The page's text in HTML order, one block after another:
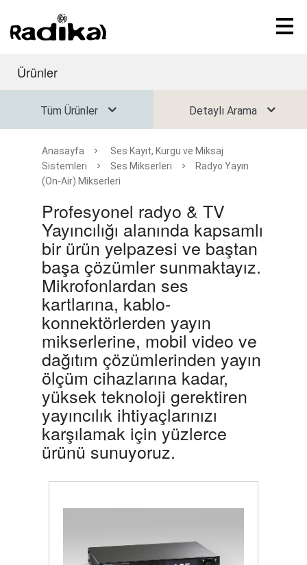
Ürünler
Tüm Ürünler Detaylı Arama
Anasayfa
Ses Kayıt, Kurgu ve Miksaj
Sistemleri
Ses Mikserleri
Radyo Yayın
(On-Air) Mikserleri
Profesyonel radyo & TV
Yayıncılığı alanında kapsamlı
bir ürün yelpazesi ve baştan
başa çözümler sunmaktayız.
Mikrofonlardan ses
kartlarına, kablo-
konnektörlerden yayın
mikserlerine, mobil video ve
dağıtım çözümlerinden yayın
ölçüm cihazlarına kadar,
yüksek teknoloji gerektiren
yayıncılık ihtiyaçlarınızı
karşılamak için yüzlerce
ürünü sunuyoruz.